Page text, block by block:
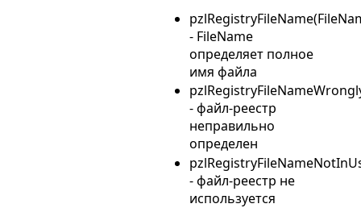
- FileName
определяет полное
имя файла
- файл-реестр
неправильно
определен
- файл-реестр не
используется